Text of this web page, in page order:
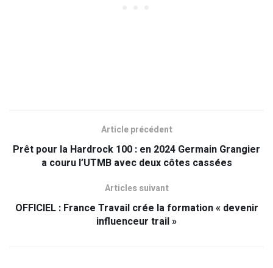
Article précédent
Prêt pour la Hardrock 100 : en 2024 Germain Grangier
a couru l’UTMB avec deux côtes cassées
Articles suivant
OFFICIEL : France Travail crée la formation « devenir
influenceur trail »